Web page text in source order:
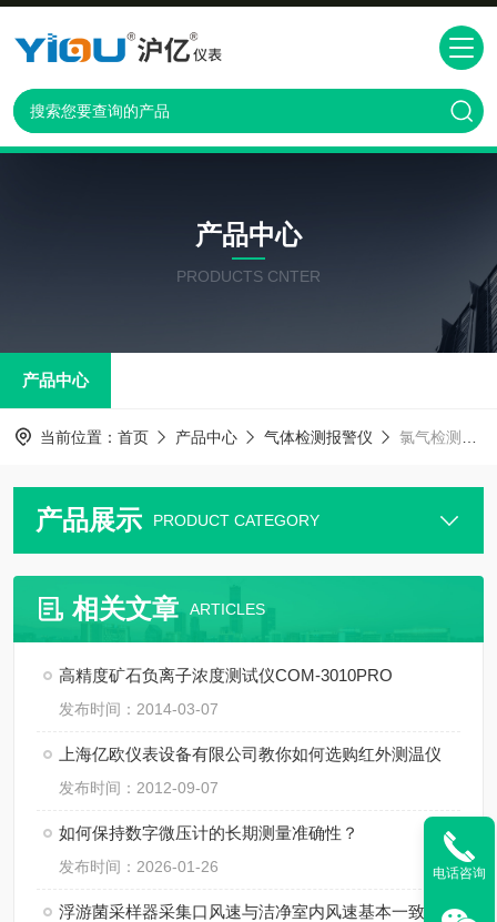
产品中心
PRODUCTS CNTER
产品中心
当前位置： 首页 产品中心 气体检测报警仪 氯气检测仪CL2
产品展示 PRODUCT CATEGORY
相关文章 ARTICLES
高精度矿石负离子浓度测试仪COM-3010PRO
发布时间：2014-03-07
上海亿欧仪表设备有限公司教你如何选购红外测温仪
发布时间：2012-09-07
如何保持数字微压计的长期测量准确性？
发布时间：2026-01-26
浮游菌采样器采集口风速与洁净室内风速基本一致
电话咨询